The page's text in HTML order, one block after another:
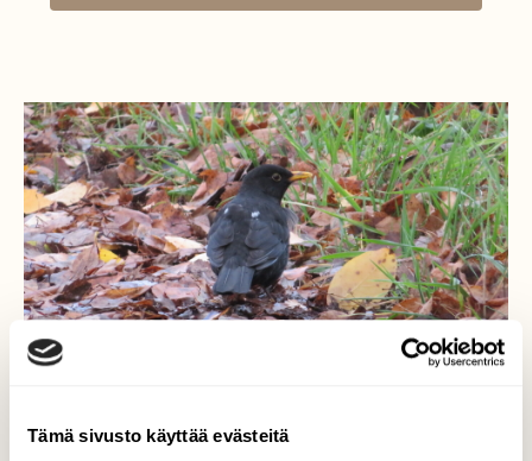
Tämä sivusto käyttää evästeitä